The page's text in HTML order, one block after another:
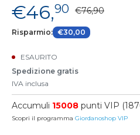
€46,90 €76,90
Risparmio: €30,00
ESAURITO
Spedizione gratis
IVA inclusa
Accumuli 15008 punti VIP
Scopri il programma Giordanoshop VIP